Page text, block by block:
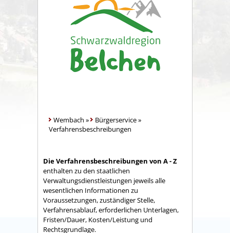
Wembach » Bürgerservice»
Verfahrensbeschreibungen
Die Verfahrensbeschreibungen von A - Z
enthalten zu den staatlichen
Verwaltungsdienstleistungen jeweils alle
wesentlichen Informationen zu
Voraussetzungen, zuständiger Stelle,
Verfahrensablauf, erforderlichen Unterlagen,
Fristen/Dauer, Kosten/Leistung und
Rechtsgrundlage.